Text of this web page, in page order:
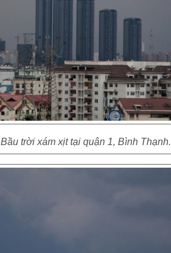
Bầu trời xám xịt tại quận 1, Bình Thạnh.